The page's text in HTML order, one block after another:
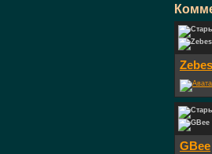
GBee